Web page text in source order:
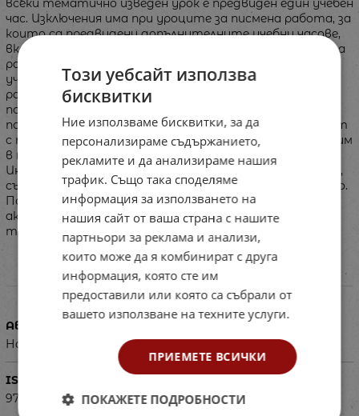
всеки тематично изведен урок е предвиден един учебен
час. Изключения има при уроците за писмена работа, за
които са предвидени допълнителните учебни часове,
включени в месечното разпределение. Методическата
разработка гарантира детайлно обхващане на
учебната програма с качествено и творчески
разработена дидактична концепция. Оперативният
подход интегрира логическото извеждане и
подаването на новите знания в предметната област
с практическото им приложение и с надграждането им
в последователност до разгръщане на умение.
Инструментариумът е създаден в едно книжно тяло,
съобразно спецификата на провеждане на обучението.
По този начин изградено, изданието обхваща всички
активности, включително и публикуваните
традиционно в допълнителна учебна тетрадка.
Характеристики
Автор
Наталия Огнянова, Ангелина Жекова
ISBN
9789547911666
Този уебсайт използва
бисквитки
Ние използваме бисквитки, за да
персонализираме съдържанието,
рекламите и да анализираме нашия
трафик. Също така споделяме
информация за използването на
нашия сайт от ваша страна с нашите
партньори за реклама и анализи,
които може да я комбинират с друга
информация, която сте им
предоставили или която са събрали от
вашето използване на техните услуги.
ПРИЕМЕТЕ ВСИЧКИ
ПОКАЖЕТЕ ПОДРОБНОСТИ